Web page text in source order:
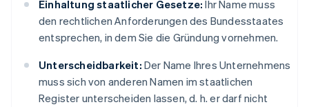
Einhaltung staatlicher Gesetze: Ihr Name muss
den rechtlichen Anforderungen des Bundesstaates
entsprechen, in dem Sie die Gründung vornehmen.
Unterscheidbarkeit: Der Name Ihres Unternehmens
muss sich von anderen Namen im staatlichen
Register unterscheiden lassen, d. h. er darf nicht